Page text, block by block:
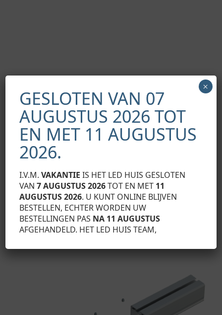
Eindresultaat montage van DILEDA-profiel met DOUBLE-
afdekking met gebruik van (1) dubbelzijdige tape en (2)
montageschroeven.
GESLOTEN VAN 07
AUGUSTUS 2026 TOT
EN MET 11 AUGUSTUS
2026.
I.V.M.VAKANTIE IS HET LED HUIS GESLOTEN
VAN7 AUGUSTUS 2026TOT EN MET 11
AUGUSTUS 2026. U KUNT ONLINE BLIJVEN
BESTELLEN, ECHTER WORDEN UW
BESTELLINGEN PAS NA 11 AUGUSTUS
AFGEHANDELD. HET LED HUIS TEAM,
×